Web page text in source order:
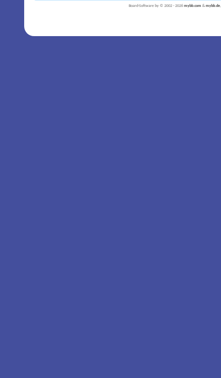
Board-Software by © 2002 - 2026 mybb.com & mybb.de